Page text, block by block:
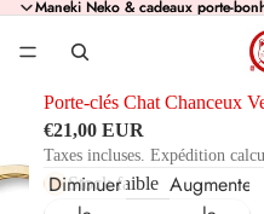
Maneki Neko & cadeaux porte-
Maneki Neko & cadeaux porte-
Porte-clés Chat Chanceux
€21,00 EUR
Taxes incluses. Expédition
Stock faible
Diminuer
Augmenter